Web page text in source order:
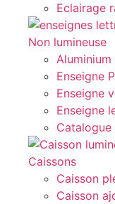
Eclairage
Non lumineuse
Enseigne
Enseigne
Enseigne
Caissons
Caisson
Caisson